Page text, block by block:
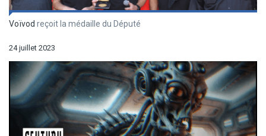
Voïvod reçoit la médaille du Député
24 juillet 2023